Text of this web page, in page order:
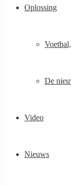
Oplossing
De
Video
Nieuws